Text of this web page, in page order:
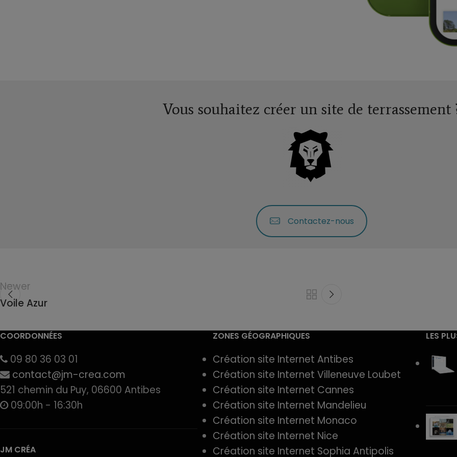
Vous souhaitez créer un site de terrassement
Contactez-nous
Newer
Voile Azur
COORDONNÉES
09 80 36 03 01
contact@jm-crea.com
521 chemin du Puy, 06600 Antibes
09:00h - 16:30h
JM CRÉA
ZONES GÉOGRAPHIQUES
Création site Internet Antibes
Création site Internet Villeneuve Loubet
Création site Internet Cannes
Création site Internet Mandelieu
Création site Internet Monaco
Création site Internet Nice
Création site Internet Sophia Antipolis
LES